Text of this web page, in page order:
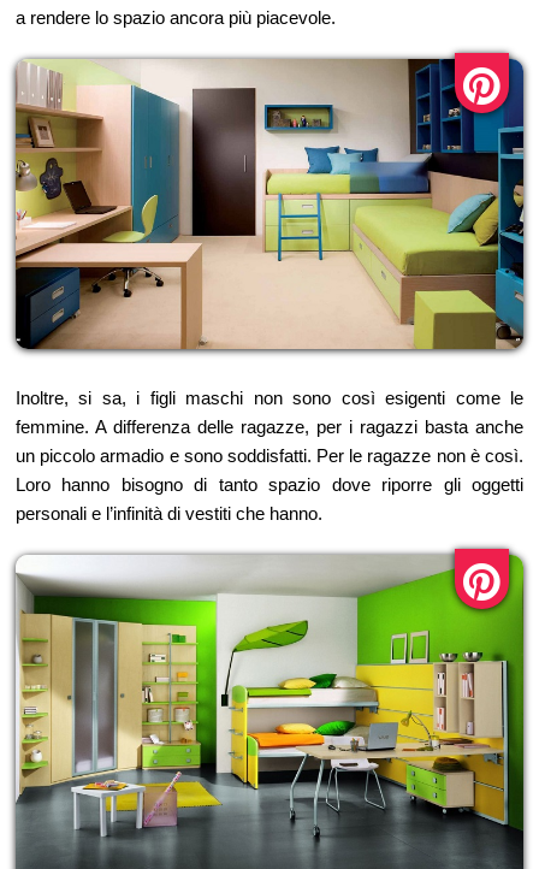
a rendere lo spazio ancora più piacevole.
Inoltre, si sa, i figli maschi non sono così esigenti come le
femmine. A differenza delle ragazze, per i ragazzi basta anche
un piccolo armadio e sono soddisfatti. Per le ragazze non è così.
Loro hanno bisogno di tanto spazio dove riporre gli oggetti
personali e l’infinità di vestiti che hanno.